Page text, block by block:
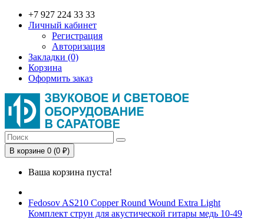
+7 927 224 33 33
Личный кабинет
Регистрация
Авторизация
Закладки (0)
Корзина
Оформить заказ
В корзине 0 (0 ₽)
Ваша корзина пуста!
Fedosov AS210 Copper Round Wound Extra Light
Комплект струн для акустической гитары медь 10-49